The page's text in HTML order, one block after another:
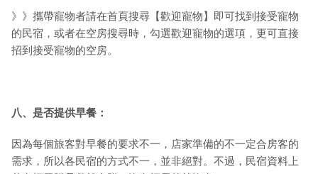
》》攜帶寵物者請在首頁搜尋【歡迎寵物】即可找到接受寵物
的民宿，或者在空房搜尋時，勾選歡迎寵物的選項，更可直接
招到接受寵物的空房。
八、是否提供早餐：
因為每個旅客對早餐的要求不一，店家準備的不一定合房客的
需求，所以各民宿的方式不一，並非絕對。不過，民宿資料上